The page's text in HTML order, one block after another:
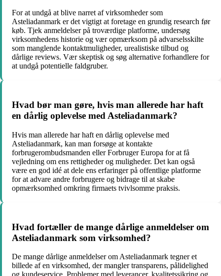
For at undgå at blive narret af virksomheder som
Asteliadanmark er det vigtigt at foretage en grundig research før
køb. Tjek anmeldelser på troværdige platforme, undersøg
virksomhedens historie og vær opmærksom på advarselsskilte
som manglende kontaktmuligheder, urealistiske tilbud og
dårlige reviews. Vær skeptisk og søg alternative forhandlere for
at undgå potentielle faldgruber.
Hvad bør man gøre, hvis man allerede har haft
en dårlig oplevelse med Asteliadanmark?
Hvis man allerede har haft en dårlig oplevelse med
Asteliadanmark, kan man forsøge at kontakte
forbrugerombudsmanden eller Forbruger Europa for at få
vejledning om ens rettigheder og muligheder. Det kan også
være en god idé at dele ens erfaringer på offentlige platforme
for at advare andre forbrugere og bidrage til at skabe
opmærksomhed omkring firmaets tvivlsomme praksis.
Hvad fortæller de mange dårlige anmeldelser om
Asteliadanmark som virksomhed?
De mange dårlige anmeldelser om Asteliadanmark tegner et
billede af en virksomhed, der mangler transparens, pålidelighed